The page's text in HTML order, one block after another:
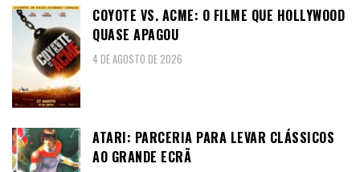
COYOTE VS. ACME: O FILME QUE HOLLYWOOD
QUASE APAGOU
4 DE AGOSTO DE 2026
ATARI: PARCERIA PARA LEVAR CLÁSSICOS
AO GRANDE ECRÃ